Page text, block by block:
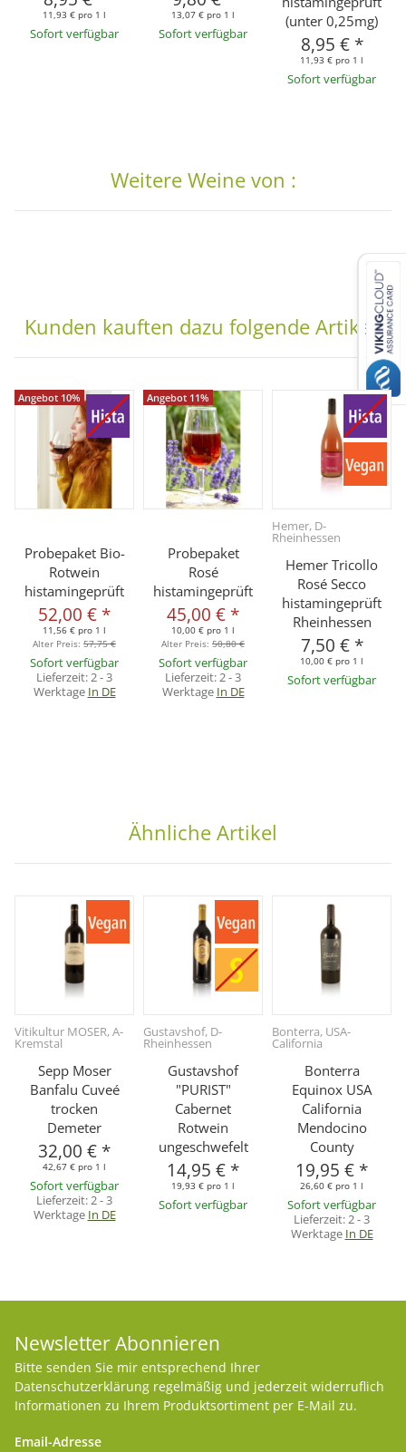
11,93 € pro 1 l
Sofort verfügbar
13,07 € pro 1 l
Sofort verfügbar
(unter 0,25mg)
8,95 € *
11,93 € pro 1 l
Sofort verfügbar
Weitere Weine von :
Kunden kauften dazu folgende Artikel:
Angebot 10%
Probepaket Bio-
Rotwein
histamingeprüft
52,00 € *
11,56 € pro 1 l
Alter Preis: 57,75 €
Sofort verfügbar
Lieferzeit:2 - 3
Werktage In DE
Angebot 11%
Probepaket
Rosé
histamingeprüft
45,00 € *
10,00 € pro 1 l
Alter Preis: 50,80 €
Sofort verfügbar
Lieferzeit:2 - 3
Werktage In DE
Hemer, D-
Rheinhessen
Hemer Tricollo
Rosé Secco
histamingeprüft
Rheinhessen
7,50 € *
10,00 € pro 1 l
Sofort verfügbar
Ähnliche Artikel
Vitikultur MOSER, A-
Kremstal
Sepp Moser
Banfalu Cuveé
trocken
Demeter
32,00 € *
42,67 € pro 1 l
Sofort verfügbar
Lieferzeit:2 - 3
Werktage In DE
Gustavshof, D-
Rheinhessen
Gustavshof
"PURIST"
Cabernet
Rotwein
ungeschwefelt
14,95 € *
19,93 € pro 1 l
Sofort verfügbar
Bonterra, USA-
California
Bonterra
Equinox USA
California
Mendocino
County
19,95 € *
26,60 € pro 1 l
Sofort verfügbar
Lieferzeit:2 - 3
Werktage In DE
Newsletter Abonnieren
Bitte senden Sie mir entsprechend Ihrer
Datenschutzerklärung regelmäßig und jederzeit widerruflich
Informationen zu Ihrem Produktsortiment per E-Mail zu.
Email-Adresse